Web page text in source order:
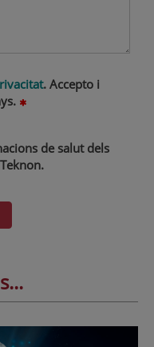
. Accepto i
de salut dels